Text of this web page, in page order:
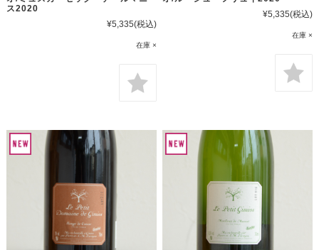
ス2020
¥5,335(税込)
在庫 ×
¥5,335(税込)
在庫 ×